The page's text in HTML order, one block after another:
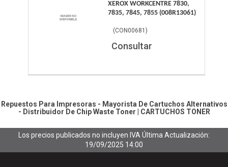
XEROX WORKCENTRE 7830,
7835, 7845, 7855 (008R13061)
(CON00681 )
Consultar
Repuestos Para Impresoras - Mayorista De Cartuchos Alternativos
- Distribuidor De Chip Waste Toner CARTUCHOS TONER
Los precios publicados no incluyen IVAÚltima Actualización:
19/09/2025 14:00